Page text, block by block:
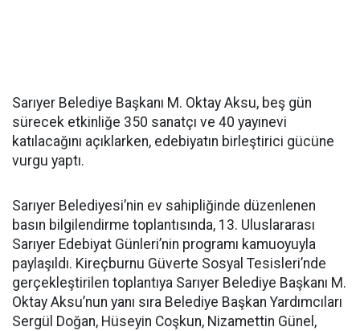
Sarıyer Belediye Başkanı M. Oktay Aksu, beş gün
sürecek etkinliğe 350 sanatçı ve 40 yayınevi
katılacağını açıklarken, edebiyatın birleştirici gücüne
vurgu yaptı.
Sarıyer Belediyesi’nin ev sahipliğinde düzenlenen
basın bilgilendirme toplantısında, 13. Uluslararası
Sarıyer Edebiyat Günleri’nin programı kamuoyuyla
paylaşıldı. Kireçburnu Güverte Sosyal Tesisleri’nde
gerçekleştirilen toplantıya Sarıyer Belediye Başkanı M.
Oktay Aksu’nun yanı sıra Belediye Başkan Yardımcıları
Sergül Doğan, Hüseyin Coşkun, Nizamettin Günel,